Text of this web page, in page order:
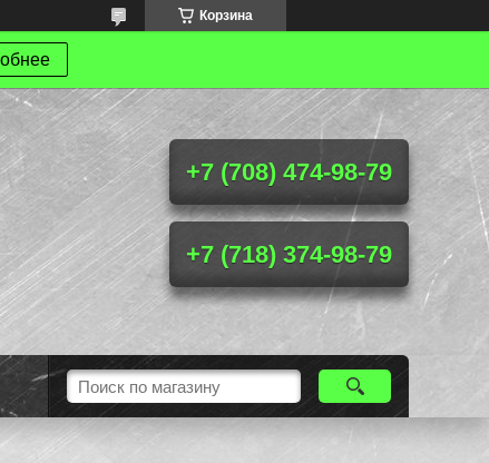
Корзина
+7 (708) 474-98-79
+7 (718) 374-98-79